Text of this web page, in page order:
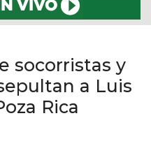
socorristas y
a Luis
Rica